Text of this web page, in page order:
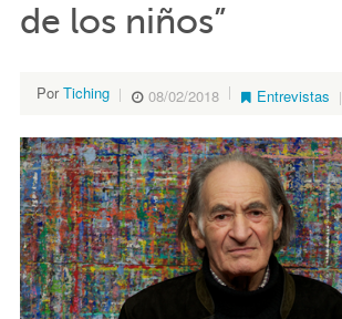
de los niños”
PorTiching 08/02/2018 Entrevistas